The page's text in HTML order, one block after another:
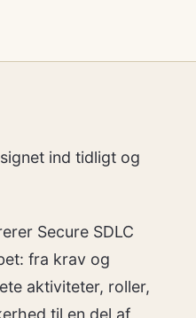
ind tidligt og
Secure SDLC
fra krav og
aktiviteter, roller,
til en del af